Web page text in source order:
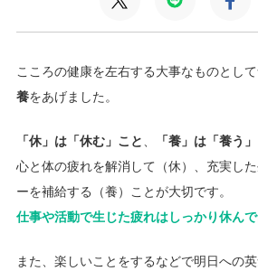
こころの健康を左右する大事なものとして
養をあげました。
「休」は「休む」こと、 「養」は「養う
心と体の疲れを解消して（休）、充実し
ーを補給する（養）ことが大切です。
仕事や活動で生じた疲れはしっかり休ん
また、楽しいことをするなどで明日への英